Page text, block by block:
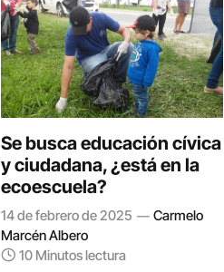
Se busca educación cívica
y ciudadana, ¿está en la
ecoescuela?
14 de febrero de 2025
Carmelo
Marcén Albero
10 Minutos lectura